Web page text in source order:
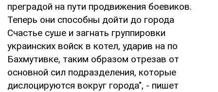
преградой на пути продвижения боевиков.
Теперь они способны дойти до города
Счастье суше и загнать группировки
украинских войск в котел, ударив на по
Бахмутивке, таким образом отрезав от
основной сил подразделения, которые
дислоцируются вокруг города", - пишет